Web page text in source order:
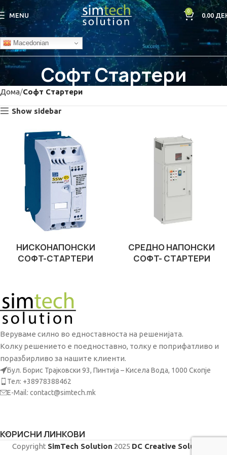
MENU
0
0.00
Macedonian
Софт Стартери
Дома Софт Стартери
Show sidebar
НИСКОНАПОНСКИ
СОФТ-СТАРТЕРИ
СРЕДНО НАПОНСКИ
СОФТ- СТАРТЕРИ
Веруваме силно во едноставноста на решенијата.
Колку решението е поедноставно, толку е поприфатливо и
поразбирливо за нашите клиенти.
Бул. Борис Трајковски 93, Пинтија – Кисела Вода, 1000 Скопје
Тел: +38978388462
E-Mail: contact@simtech.mk
КОРИСНИ ЛИНКОВИ
Copyright SimTech Solution 2025 DC Creative Solutions